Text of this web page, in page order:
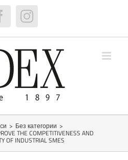
FacebookInstagram
> Без категории >
THE COMPETITIVENESS AND
OF INDUSTRIAL SMES